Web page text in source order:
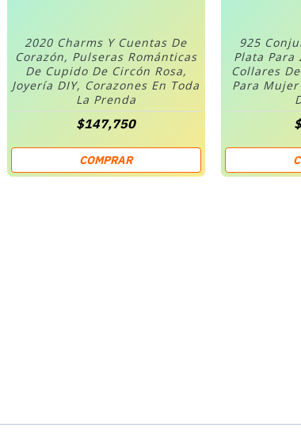
2020 Charms Y Cuentas De
Corazón, Pulseras Románticas
De Cupido De Circón Rosa,
Joyería DIY, Corazones En Toda
La Prenda
$147,750
COMPRAR
925
Plata Para
Collares
Para Mujer